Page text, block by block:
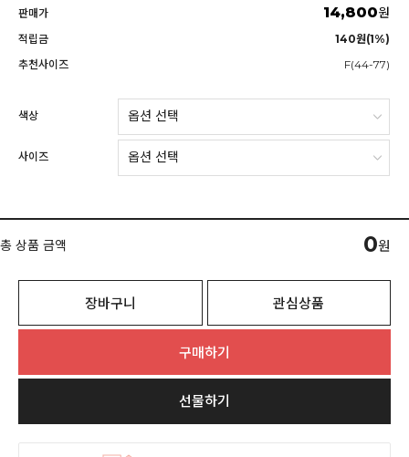
판매가 14,800원
적립금
140원(1%)
추천사이즈
F(44-77)
색상
사이즈
총 상품 금액 0원
장바구니 관심상품
구매하기
선물하기